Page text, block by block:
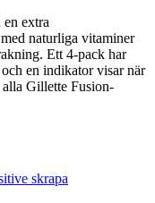
extra
naturliga vitaminer
Ett 4-pack har
en indikator visar när
alla Gillette Fusion-